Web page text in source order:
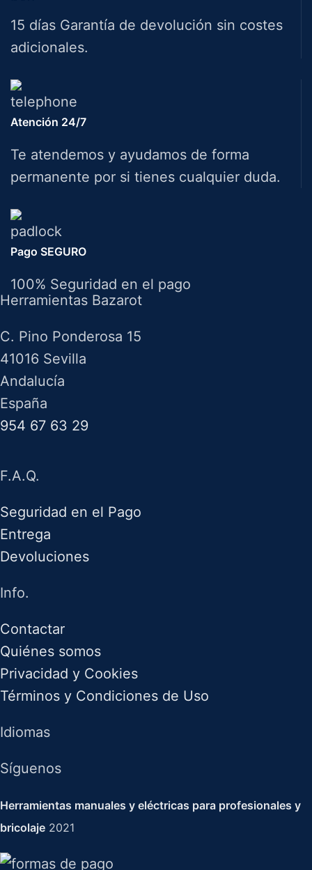
15 días Garantía de devolución sin costes
adicionales.
Atención 24/7
Te atendemos y ayudamos de forma
permanente por si tienes cualquier duda.
Pago SEGURO
100% Seguridad en el pago
Herramientas Bazarot
C. Pino Ponderosa 15
41016 Sevilla
Andalucía
España
954 67 63 29
F.A.Q.
Seguridad en el Pago
Entrega
Devoluciones
Info.
Contactar
Quiénes somos
Privacidad y Cookies
Términos y Condiciones de Uso
Idiomas
Síguenos
Herramientas manuales y eléctricas para profesionales y
bricolaje 2021